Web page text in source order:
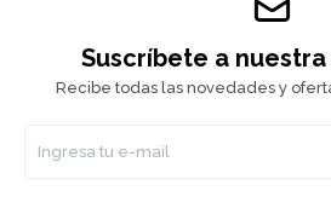
Suscríbete a
Recibe todas las novedades y